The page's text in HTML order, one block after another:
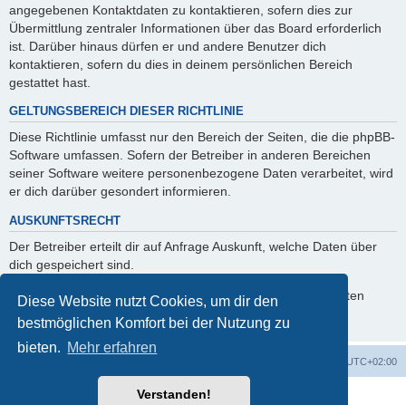
Diese Website nutzt Cookies, um dir den
bestmöglichen Komfort bei der Nutzung zu
bieten. Mehr erfahren
Verstanden!
angegebenen Kontaktdaten zu kontaktieren, sofern dies zur
Übermittlung zentraler Informationen über das Board erforderlich
ist. Darüber hinaus dürfen er und andere Benutzer dich
kontaktieren, sofern du dies in deinem persönlichen Bereich
gestattet hast.
GELTUNGSBEREICH DIESER RICHTLINIE
Diese Richtlinie umfasst nur den Bereich der Seiten, die die phpBB-
Software umfassen. Sofern der Betreiber in anderen Bereichen
seiner Software weitere personenbezogene Daten verarbeitet, wird
er dich darüber gesondert informieren.
AUSKUNFTSRECHT
Der Betreiber erteilt dir auf Anfrage Auskunft, welche Daten über
dich gespeichert sind.
Du kannst jederzeit die Löschung bzw. Sperrung deiner Daten
verlangen. Kontaktiere hierzu bitte den Betreiber.
UTC+02:00
Powered byphpBB® Forum Software © phpBB Limited